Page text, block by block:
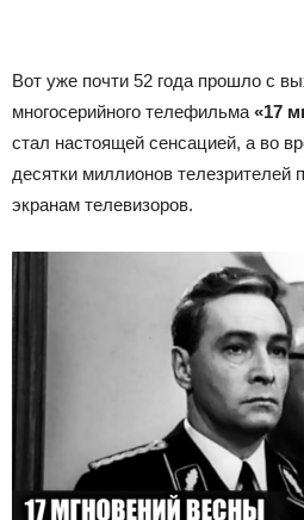
Вот уже почти 52 года прошло с
многосерийного телефильма «17
стал настоящей сенсацией, а во
десятки миллионов телезрителей
экранам телевизоров.